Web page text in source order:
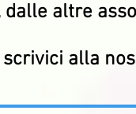
dalle altre
alla